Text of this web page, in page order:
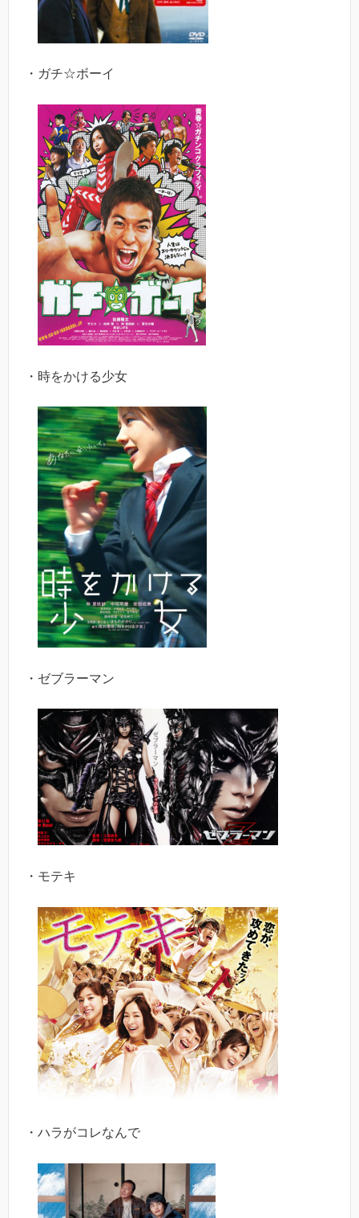
・ガチ☆ボーイ
・時をかける少女
・ゼブラーマン
・モテキ
・ハラがコレなんで